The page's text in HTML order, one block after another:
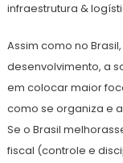
infraestrutura &
Assim como no
desenvolvimento, a
em colocar maior
como se organiza e
Se o Brasil
fiscal (controle e